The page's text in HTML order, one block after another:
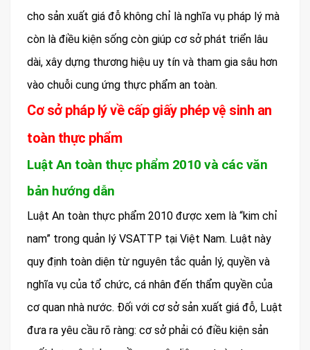
cho sản xuất giá đỗ không chỉ là nghĩa vụ pháp lý mà
còn là điều kiện sống còn giúp cơ sở phát triển lâu
dài, xây dựng thương hiệu uy tín và tham gia sâu hơn
vào chuỗi cung ứng thực phẩm an toàn.
Cơ sở pháp lý về cấp giấy phép vệ sinh an
toàn thực phẩm
Luật An toàn thực phẩm 2010 và các văn
bản hướng dẫn
Luật An toàn thực phẩm 2010 được xem là “kim chỉ
nam” trong quản lý VSATTP tại Việt Nam. Luật này
quy định toàn diện từ nguyên tắc quản lý, quyền và
nghĩa vụ của tổ chức, cá nhân đến thẩm quyền của
cơ quan nhà nước. Đối với cơ sở sản xuất giá đỗ, Luật
đưa ra yêu cầu rõ ràng: cơ sở phải có điều kiện sản